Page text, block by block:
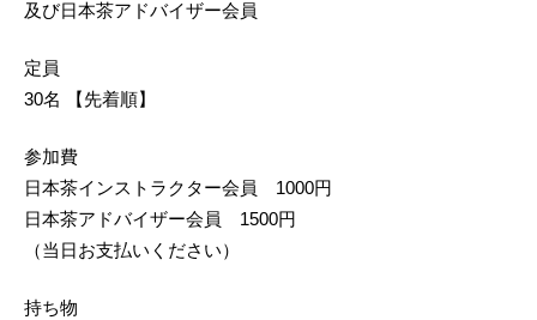
及び日本茶アドバイザー会員
定員
30名 【先着順】
参加費
日本茶インストラクター会員　1000円
日本茶アドバイザー会員　1500円
（当日お支払いください）
持ち物